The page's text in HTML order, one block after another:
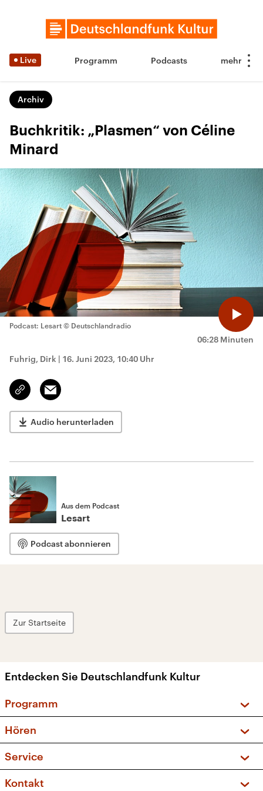
Live Programm Podcasts
Archiv
Buchkritik: „Plasmen“ von Céline
Minard
06:28 Minuten
Podcast: Lesart © Deutschlandradio
Fuhrig, Dirk | 16. Juni 2023, 10:40 Uhr
Link
kopieren/teilen
Email
Audio herunterladen
Aus dem Podcast
Lesart
Podcast abonnieren
Zur Startseite
Entdecken Sie Deutschlandfunk Kultur
Programm
Sendungen und Podcasts
Musikliste
Kakadu – Das Kinderprogramm
Hören
Frequenzen (UKW + DAB+)
Service
FAQ
Kontakt